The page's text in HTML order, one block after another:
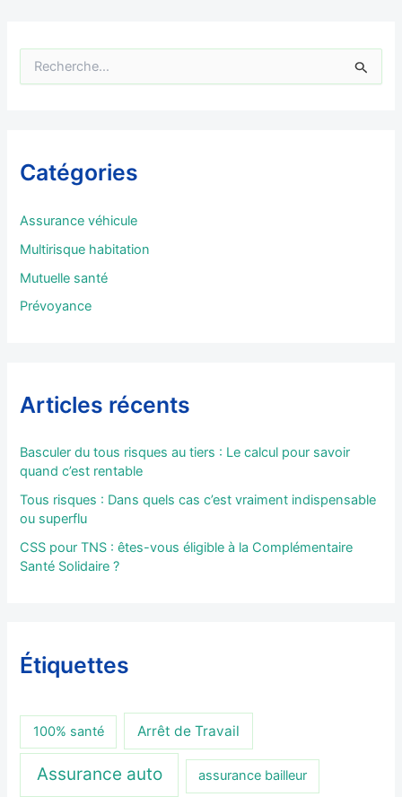
e
c
r
Catégories
Assurance véhicule
Multirisque habitation
Mutuelle santé
Prévoyance
Articles récents
Basculer du tous risques au tiers : Le calcul pour savoir
quand c’est rentable
Tous risques : Dans quels cas c’est vraiment indispensable
ou superflu
CSS pour TNS : êtes-vous éligible à la Complémentaire
Santé Solidaire ?
Étiquettes
100% santé Arrêt de Travail
Assurance auto assurance bailleur